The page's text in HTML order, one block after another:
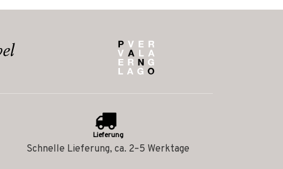
Lieferung
Schnelle Lieferung, ca. 2–5 Werktage